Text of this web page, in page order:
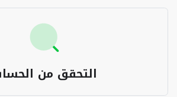
أمر بتحويل مالي